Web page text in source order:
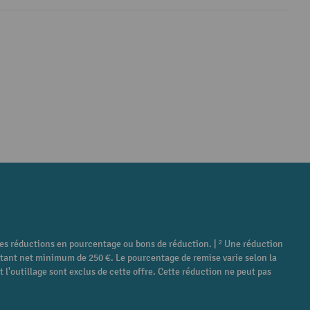
réductions en pourcentage ou bons de réduction. | ² Une réduction
net minimum de 250 €. Le pourcentage de remise varie selon la
sont exclus de cette offre. Cette réduction ne peut pas